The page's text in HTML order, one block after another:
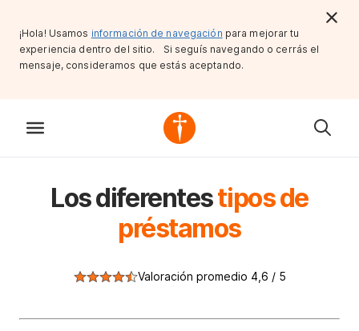
¡Hola! Usamos información de navegación para mejorar tu
experiencia dentro del sitio. Si seguís navegando o cerrás el
mensaje, consideramos que estás aceptando.
Los diferentestipos de
préstamos
Valoración promedio 4,6 / 5